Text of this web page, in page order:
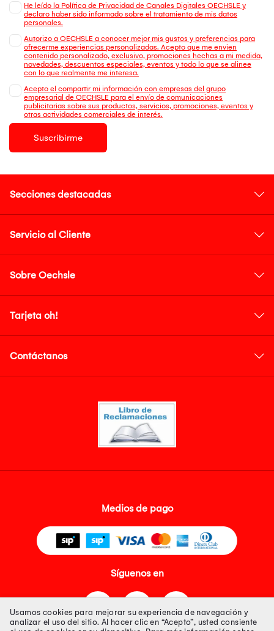
He leído la Política de Privacidad de Canales Digitales OECHSLE y
declaro haber sido informado sobre el tratamiento de mis datos
personales.
Autorizo a OECHSLE a conocer mejor mis gustos y preferencias para
ofrecerme experiencias personalizadas. Acepto que me envien
contenido personalizado, exclusivo, promociones hechas a mi medida,
novedades, descuentos especiales, eventos y todo lo que se alinee
con lo que realmente me interesa.
Acepto el compartir mi información con empresas del grupo
empresarial de OECHSLE para el envío de comunicaciones
publicitarias sobre sus productos, servicios, promociones, eventos y
otras actividades comerciales de interés.
Suscribirme
Secciones destacadas
Servicio al Cliente
Sobre Oechsle
Tarjeta oh!
Contáctanos
Medios de pago
Síguenos en
Usamos cookies para mejorar su experiencia de navegación y
analizar el uso del sitio. Al hacer clic en “Acepto”, usted consiente